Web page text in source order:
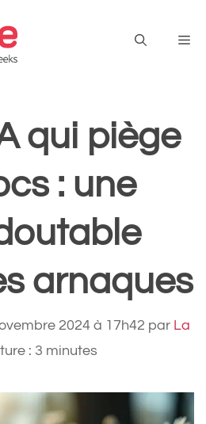
qui piège
: une
arnaques
2024 à 17h42 par La
: 3 minutes